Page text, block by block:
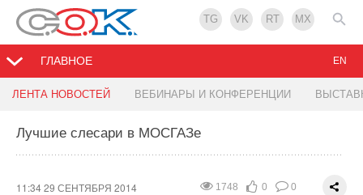
TG VK RT MX
ГЛАВНОЕ
ЛЕНТА НОВОСТЕЙ ВЕБИНАРЫ И КОНФЕРЕНЦИИ
EN
Лучшие слесари в МОСГАЗе
1748 0 0
11:34 29 СЕНТЯБРЯ 2014
Управление холодильной системой обеспечат
1854 0 0
11:16 29 СЕНТЯБРЯ 2014
Инновационное решение для управления промышленными
Эван представил новинку сезона 2014 -
1824 0 0
11:10 29 СЕНТЯБРЯ 2014
В ассортиментеЭВАН
появился новый отопительный котел